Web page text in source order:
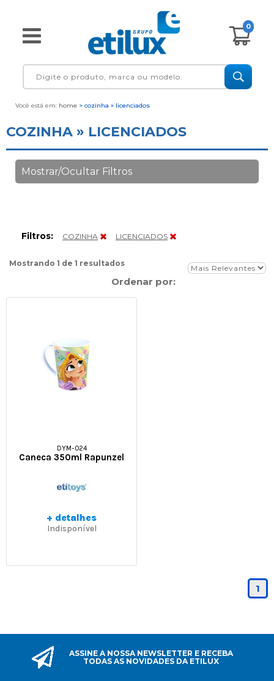
0
Você está em: home > cozinha » licenciados
COZINHA » LICENCIADOS
Mostrar/Ocultar Filtros
Filtros: COZINHA LICENCIADOS
Mostrando 1 de 1 resultados
Ordenar por:
DYM-024
Caneca 350ml Rapunzel
+ detalhes
Indisponível
1
ASSINE A NOSSA NEWSLETTER E RECEBA
TODAS AS NOVIDADES DA ETILUX